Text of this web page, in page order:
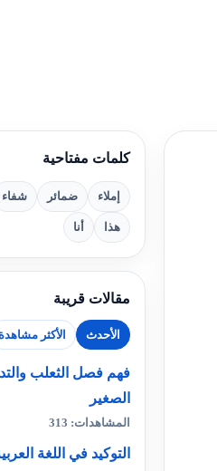
كلمات مفتاحية
إملاء ضمائر شفاء
هذا أنا
مقالات قريبة
الأحدث الأكثر
فهم فصل الثعلب
الصغير
المشاهدات: 313
التوكيد في اللغة